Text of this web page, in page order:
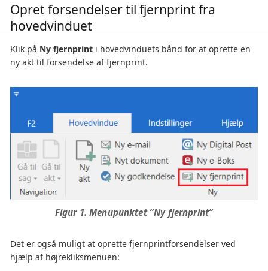
Opret forsendelser til fjernprint fra
hovedvinduet
Klik på Ny fjernprint i hovedvinduets bånd for at oprette en
ny akt til forsendelse af fjernprint.
Figur 1. Menupunktet ”Ny fjernprint”
Det er også muligt at oprette fjernprintforsendelser ved
hjælp af højrekliksmenuen: